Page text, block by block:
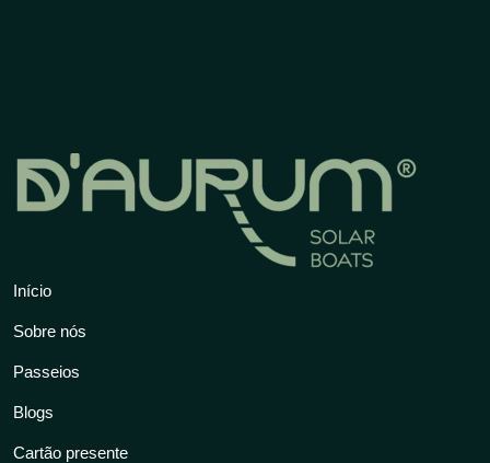
Início
Sobre nós
Passeios
Blogs
Cartão presente